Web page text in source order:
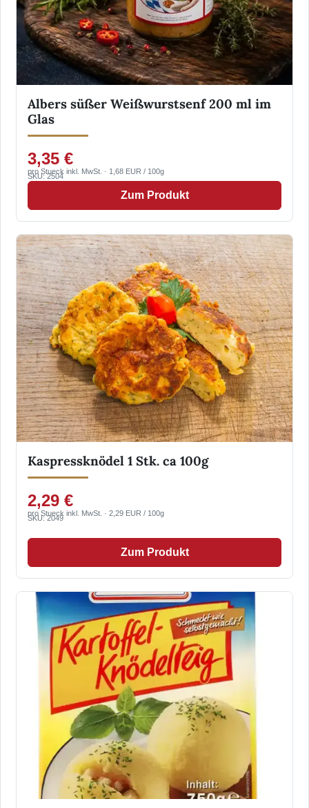
Albers süßer Weißwurstsenf 200 ml im
Glas
3,35 €
pro Stueck inkl. MwSt. · 1,68 EUR / 100g
SKU: 2504
Zum Produkt
Kaspressknödel 1 Stk. ca 100g
2,29 €
pro Stueck inkl. MwSt. · 2,29 EUR / 100g
SKU: 2049
Zum Produkt